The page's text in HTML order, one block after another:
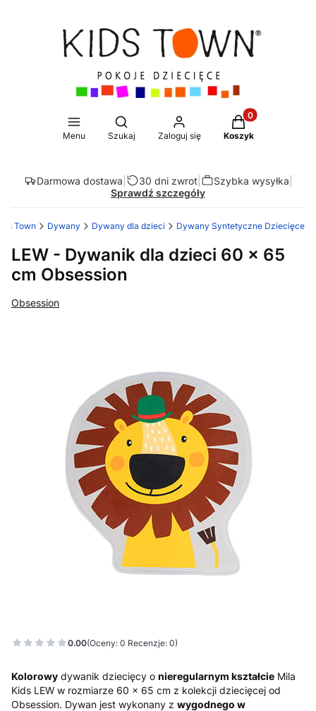
Menu
Otwórz wyszukiwarkę
Szukaj Zaloguj się
Produkty w
Koszyk
Darmowa dostawa 30 dni zwrot| Szybka wysyłka
Sprawdź szczegóły
Town Dywany Dywany dla dzieci Dywany Syntetyczne Dziecięce
LEW - Dywanik dla dzieci 60 x 65
cm Obsession
Obsession
0.00(Oceny: 0 Recenzje: 0)
Kolorowy dywanik dziecięcy o nieregularnym kształcie Mila
Kids LEW w rozmiarze 60 x 65 cm z kolekcji dziecięcej od
Obsession. Dywan jest wykonany z wygodnego w